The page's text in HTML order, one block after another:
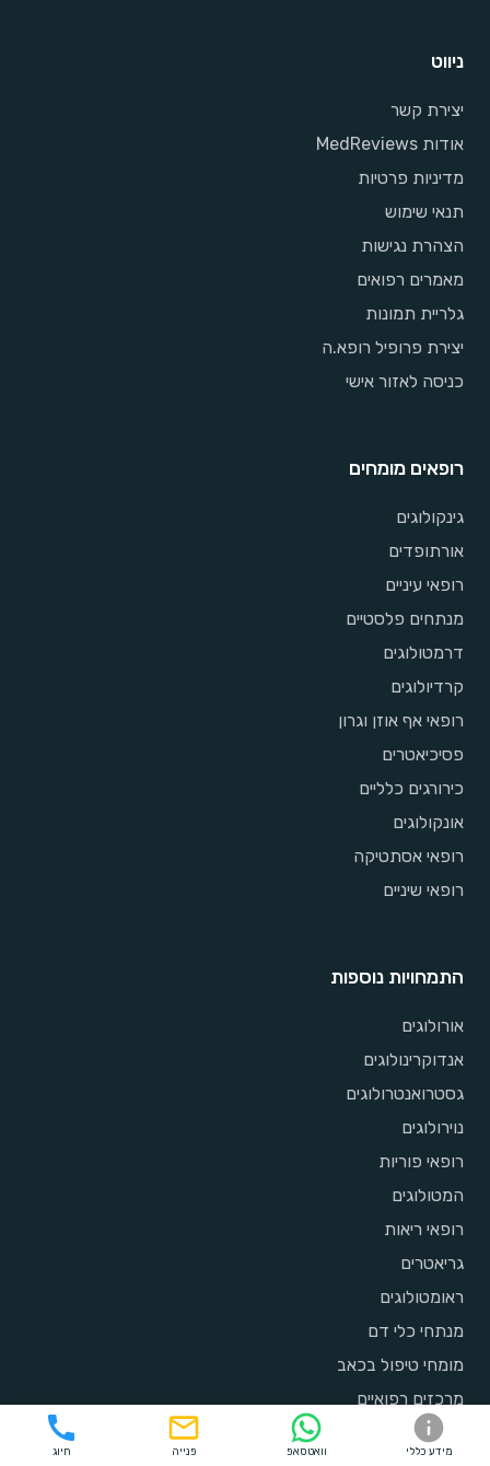
ניווט
יצירת קשר
אודות MedReviews
מדיניות פרטיות
תנאי שימוש
הצהרת נגישות
מאמרים רפואים
גלריית תמונות
יצירת פרופיל רופא.ה
כניסה לאזור אישי
רופאים מומחים
גינקולוגים
אורתופדים
רופאי עיניים
מנתחים פלסטיים
דרמטולוגים
קרדיולוגים
רופאי אף אוזן וגרון
פסיכיאטרים
כירורגים כלליים
אונקולוגים
רופאי אסתטיקה
רופאי שיניים
התמחויות נוספות
אורולוגים
אנדוקרינולוגים
גסטרואנטרולוגים
נוירולוגים
רופאי פוריות
המטולוגים
רופאי ריאות
גריאטרים
ראומטולוגים
מנתחי כלי דם
מומחי טיפול בכאב
מרכזים רפואיים
מידע כללי וואטסאפ פנייה חיוג